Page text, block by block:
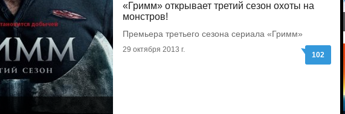
«Гримм» открывает третий сезон охоты на
монстров!
Премьера третьего сезона сериала «Гримм»
29 октября 2013 г.
102